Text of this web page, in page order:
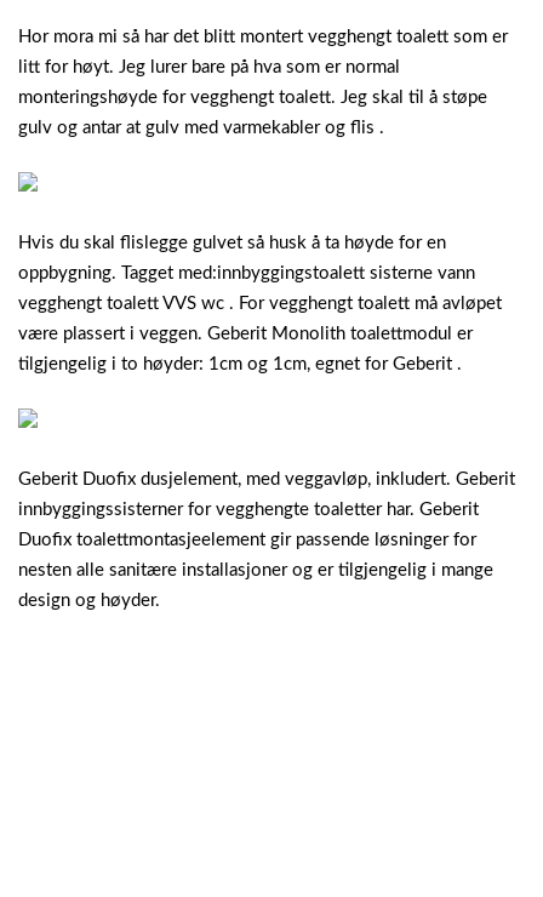
Hor mora mi så har det blitt montert vegghengt toalett som er
litt for høyt. Jeg lurer bare på hva som er normal
monteringshøyde for vegghengt toalett. Jeg skal til å støpe
gulv og antar at gulv med varmekabler og flis .
Hvis du skal flislegge gulvet så husk å ta høyde for en
oppbygning. Tagget med:innbyggingstoalett sisterne vann
vegghengt toalett VVS wc . For vegghengt toalett må avløpet
være plassert i veggen. Geberit Monolith toalettmodul er
tilgjengelig i to høyder: 1cm og 1cm, egnet for Geberit .
Geberit Duofix dusjelement, med veggavløp, inkludert. Geberit
innbyggingssisterner for vegghengte toaletter har. Geberit
Duofix toalettmontasjeelement gir passende løsninger for
nesten alle sanitære installasjoner og er tilgjengelig i mange
design og høyder.